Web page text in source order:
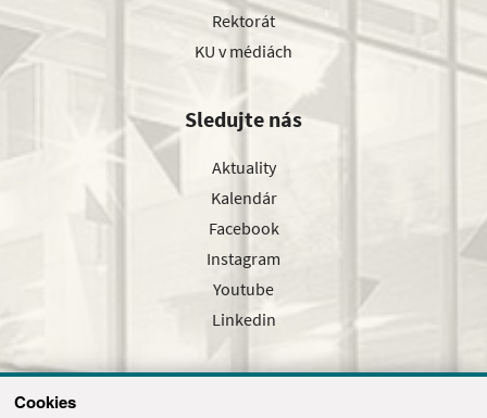
Cookies
Rektorát
KU v médiách
Sledujte nás
Aktuality
Kalendár
Facebook
Instagram
Youtube
Linkedin